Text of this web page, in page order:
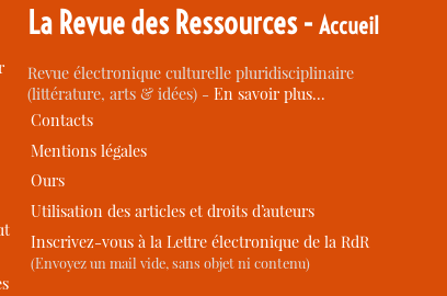
La Revue des Ressources -Accueil
Revue électronique culturelle pluridisciplinaire
(littérature, arts & idées) -En savoir plus…
Contacts
Mentions légales
Ours
Utilisation des articles et droits d’auteurs
Inscrivez-vous à la Lettre électronique de la RdR
(Envoyez un mail vide, sans objet ni contenu)